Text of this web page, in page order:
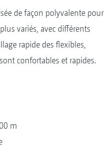
de façon polyvalente pour
variés, avec différents
rapide des flexibles,
confortables et rapides.
m